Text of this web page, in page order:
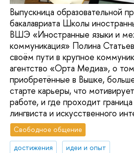
Выпускница образовательной
бакалавриата Школы
ВШЭ «Иностранные языки и
коммуникация» Полина
своём пути в крупное
агентство «Орта Медиа», о
приобретённые в Вышке,
старте карьеры, что
работе, и где проходит
лингвиста и искусственного
Свободное общение
достижения
идеи и опыт